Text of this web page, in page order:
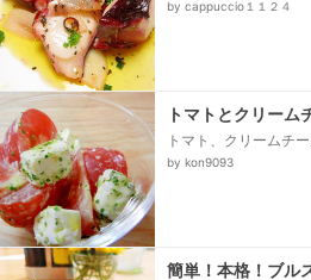
by cappuccio１１２４
トマトとクリーム
トマト、クリームチ
ーブオイル
by kon9093
簡単！本格！ブル